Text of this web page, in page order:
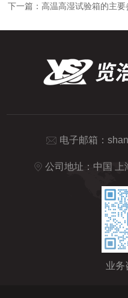
下一篇：高温高湿试验箱的主要
电子邮箱：
公司地址：中国 上
业务